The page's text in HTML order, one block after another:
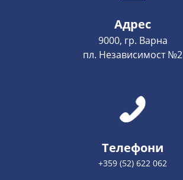
Адрес
9000, гр. Варна
пл. Независимост №2
Телефони
+359 (52) 622 062